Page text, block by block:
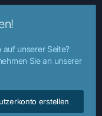
unserer Seite?
Sie an unserer
erstellen